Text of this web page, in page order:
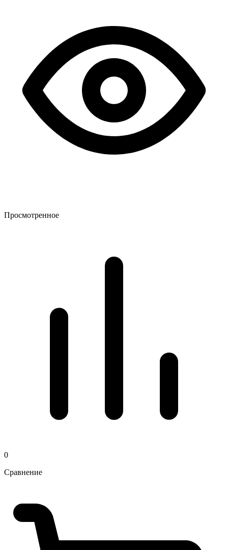
Просмотренное
0
Сравнение